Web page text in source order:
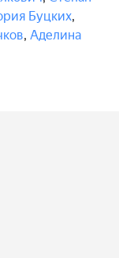
Буцких,
, Аделина